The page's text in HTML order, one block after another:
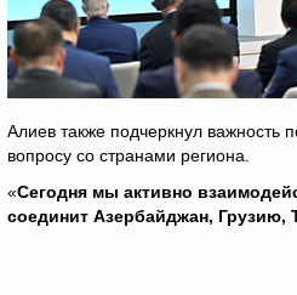
Алиев также подчеркнул важность
вопросу со странами региона.
«Сегодня мы активно
соединит Азербайджан, Грузию,